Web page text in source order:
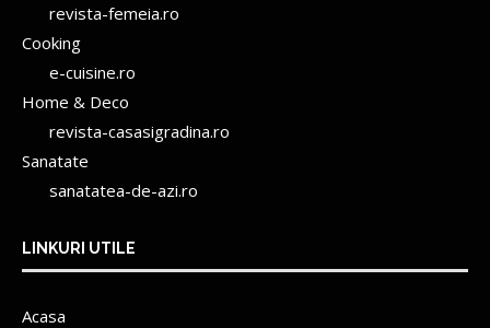
revista-femeia.ro
Cooking
e-cuisine.ro
Home & Deco
revista-casasigradina.ro
Sanatate
sanatatea-de-azi.ro
LINKURI UTILE
Acasa